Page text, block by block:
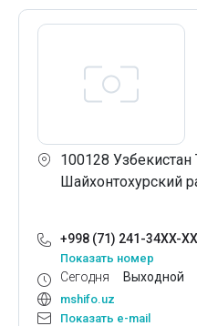
100128
Шайхонтохурский
+998 (71) 241-34XX-XX
Показать номер
Сегодня Выходной
mshifo.uz
Показать e-mail